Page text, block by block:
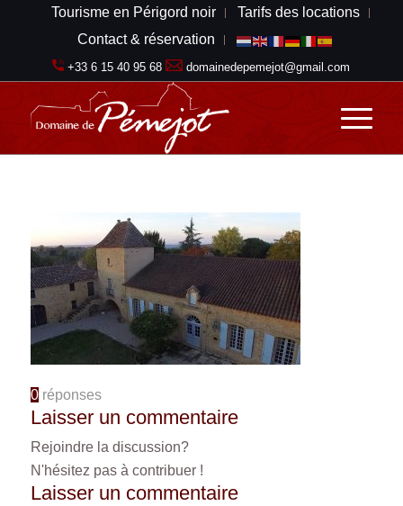
Tourisme en Périgord noir
Tarifs des locations
Contact & réservation
+33 6 15 40 95 68 domainedepemejot@gmail.com
0 réponses
Laisser un commentaire
Rejoindre la discussion?
N'hésitez pas à contribuer !
Laisser un commentaire